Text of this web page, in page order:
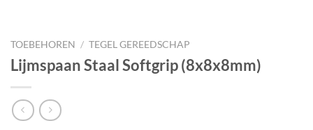
TOEBEHOREN / TEGEL GEREEDSCHAP
Lijmspaan Staal Softgrip (8x8x8mm)